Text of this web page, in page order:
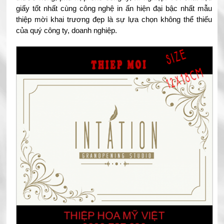
giấy tốt nhất cùng công nghệ in ấn hiện đại bậc nhất mẫu
thiệp mời khai trương đẹp là sự lựa chọn không thể thiếu
của quý công ty, doanh nghiệp.